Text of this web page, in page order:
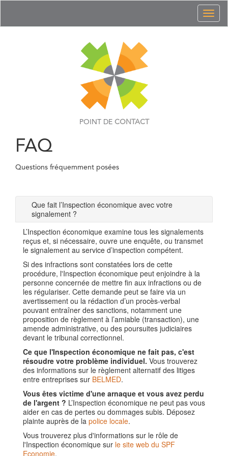
POINT DE CONTACT
FAQ
Questions fréquemment posées
Que fait l’Inspection économique avec votre
signalement ?
L’Inspection économique examine tous les signalements
reçus et, si nécessaire, ouvre une enquête, ou transmet
le signalement au service d’inspection compétent.
Si des infractions sont constatées lors de cette
procédure, l'Inspection économique peut enjoindre à la
personne concernée de mettre fin aux infractions ou de
les régulariser. Cette demande peut se faire via un
avertissement ou la rédaction d’un procès-verbal
pouvant entraîner des sanctions, notamment une
proposition de règlement à l’amiable (transaction), une
amende administrative, ou des poursuites judiciaires
devant le tribunal correctionnel.
Ce que l'Inspection économique ne fait pas, c'est
résoudre votre problème individuel. Vous trouverez
des informations sur le règlement alternatif des litiges
entre entreprises sur BELMED.
Vous êtes victime d'une arnaque et vous avez perdu
de l'argent ? L’Inspection économique ne peut pas vous
aider en cas de pertes ou dommages subis. Déposez
plainte auprès de la police locale.
Vous trouverez plus d'informations sur le rôle de
l'Inspection économique sur le site web du SPF
Economie.